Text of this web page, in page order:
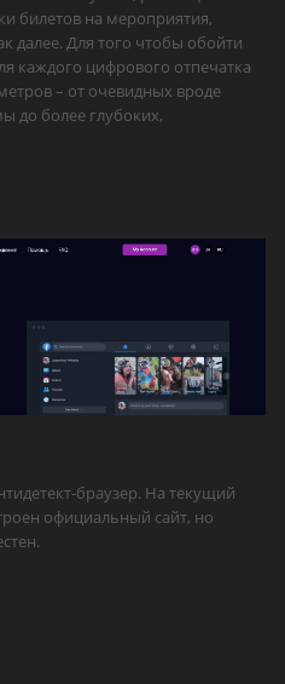
билетов на мероприятия,
далее. Для того чтобы обойти
каждого цифрового отпечатка
– от очевидных вроде
до более глубоких,
браузер. На текущий
официальный сайт, но